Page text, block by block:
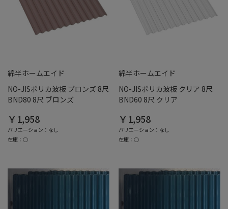
綿半ホームエイド
NO-JISポリカ波板 ブロンズ 8尺
BND80 8尺 ブロンズ
￥1,958
バリエーション：なし
在庫：○
綿半ホームエイド
NO-JISポリカ波板 クリア 8尺
BND60 8尺 クリア
￥1,958
バリエーション：なし
在庫：○